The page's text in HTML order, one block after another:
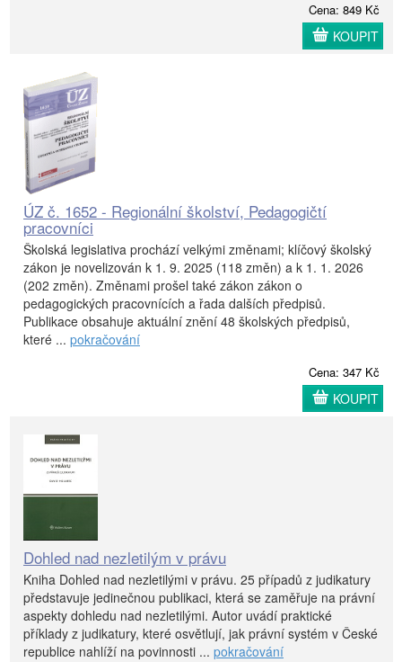
Cena: 849 Kč
KOUPIT
ÚZ č. 1652 - Regionální školství, Pedagogičtí
pracovníci
Školská legislativa prochází velkými změnami; klíčový školský
zákon je novelizován k 1. 9. 2025 (118 změn) a k 1. 1. 2026
(202 změn). Změnami prošel také zákon zákon o
pedagogických pracovnících a řada dalších předpisů.
Publikace obsahuje aktuální znění 48 školských předpisů,
které ... pokračování
Cena: 347 Kč
KOUPIT
Dohled nad nezletilým v právu
Kniha Dohled nad nezletilými v právu. 25 případů z judikatury
představuje jedinečnou publikaci, která se zaměřuje na právní
aspekty dohledu nad nezletilými. Autor uvádí praktické
příklady z judikatury, které osvětlují, jak právní systém v České
republice nahlíží na povinnosti ... pokračování